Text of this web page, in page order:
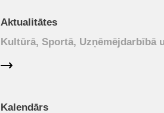
Aktualitātes
Kultūrā, Sportā, Uzņēmējdarbībā
Kalendārs